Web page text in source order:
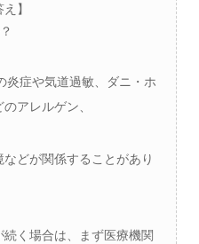
】
炎症や気道過敏、ダニ・ホ
アレルゲン、
どが関係することがあり
く場合は、まず医療機関